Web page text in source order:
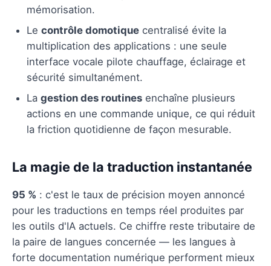
mémorisation.
Le contrôle domotique centralisé évite la
multiplication des applications : une seule
interface vocale pilote chauffage, éclairage et
sécurité simultanément.
La gestion des routines enchaîne plusieurs
actions en une commande unique, ce qui réduit
la friction quotidienne de façon mesurable.
La magie de la traduction instantanée
95 % : c'est le taux de précision moyen annoncé
pour les traductions en temps réel produites par
les outils d'IA actuels. Ce chiffre reste tributaire de
la paire de langues concernée — les langues à
forte documentation numérique performent mieux